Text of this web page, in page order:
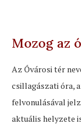
Mozog az
Az Óvárosi tér
csillagászati óra,
felvonulásával
aktuális helyzete